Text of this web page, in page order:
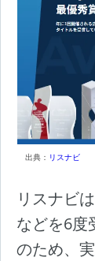
出典： リスナビ
リスナビ
などを6度
のため、